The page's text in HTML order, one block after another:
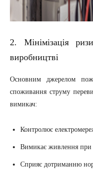
2. Мінімізація
виробництві
Основним джерелом
споживання струму
вимикач:
Контролює
Вимикає живлення при
Сприяє дотриманню